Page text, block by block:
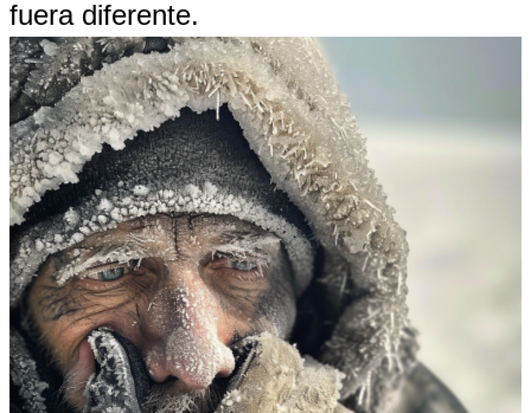
fuera diferente.